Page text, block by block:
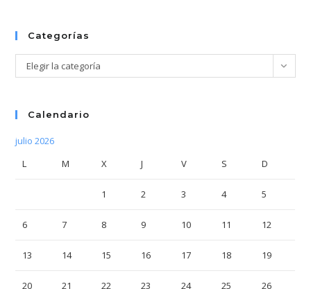
Categorías
Categorías
Elegir la categoría
Calendario
julio 2026
L
M X J V S D
1 2 3 4 5
6 7 8 9 10 11 12
13 14 15 16 17 18 19
20 21 22 23 24 25 26